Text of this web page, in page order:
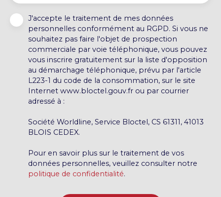
J'accepte le traitement de mes données
personnelles conformément au RGPD. Si vous ne
souhaitez pas faire l'objet de prospection
commerciale par voie téléphonique, vous pouvez
vous inscrire gratuitement sur la liste d'opposition
au démarchage téléphonique, prévu par l'article
L223-1 du code de la consommation, sur le site
Internet www.bloctel.gouv.fr ou par courrier
adressé à :
Société Worldline, Service Bloctel, CS 61311, 41013
BLOIS CEDEX.
Pour en savoir plus sur le traitement de vos
données personnelles, veuillez consulter notre
politique de confidentialité.